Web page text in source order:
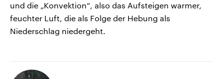
und die „Konvektion“, also das Aufsteigen warmer,
feuchter Luft, die als Folge der Hebung als
Niederschlag niedergeht.